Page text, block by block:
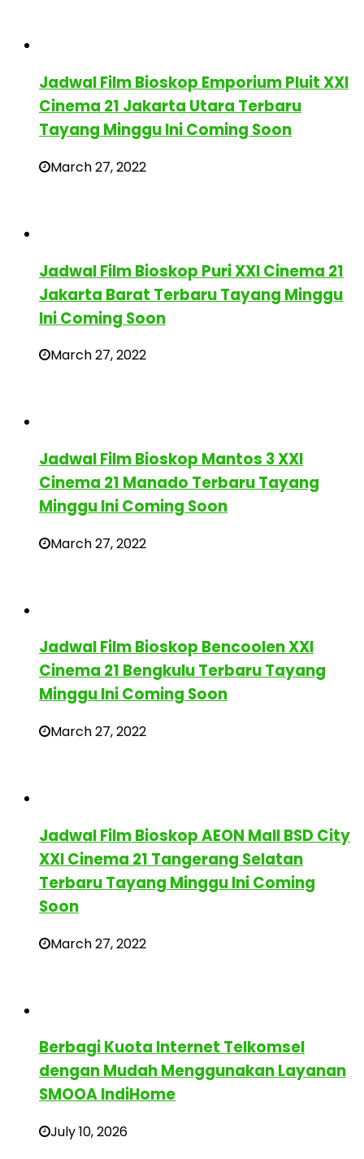
Jadwal Film Bioskop Emporium Pluit XXI
Cinema 21 Jakarta Utara Terbaru
Tayang Minggu Ini Coming Soon
March 27, 2022
Jadwal Film Bioskop Puri XXI Cinema 21
Jakarta Barat Terbaru Tayang Minggu
Ini Coming Soon
March 27, 2022
Jadwal Film Bioskop Mantos 3 XXI
Cinema 21 Manado Terbaru Tayang
Minggu Ini Coming Soon
March 27, 2022
Jadwal Film Bioskop Bencoolen XXI
Cinema 21 Bengkulu Terbaru Tayang
Minggu Ini Coming Soon
March 27, 2022
Jadwal Film Bioskop AEON Mall BSD City
XXI Cinema 21 Tangerang Selatan
Terbaru Tayang Minggu Ini Coming
Soon
March 27, 2022
Berbagi Kuota Internet Telkomsel
dengan Mudah Menggunakan Layanan
SMOOA IndiHome
July 10, 2026